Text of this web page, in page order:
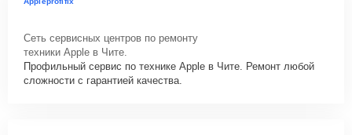
Сеть сервисных центров по ремонту
техники Apple в Чите.
Профильный сервис по технике Apple в Чите. Ремонт любой
сложности с гарантией качества.